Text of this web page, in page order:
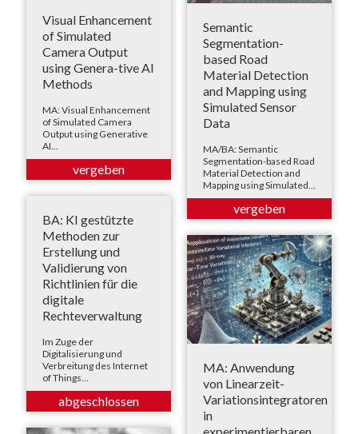
Visual Enhancement
of Simulated
Camera Output
using Genera-tive AI
Methods
MA: Visual Enhancement
of Simulated Camera
Output using Generative
AI...
Semantic
Segmentation-
based Road
Material Detection
and Mapping using
Simulated Sensor
Data
MA/BA: Semantic
Segmentation-based Road
Material Detection and
Mapping using Simulated...
BA: KI gestützte
Methoden zur
Erstellung und
Validierung von
Richtlinien für die
digitale
Rechteverwaltung
Im Zuge der
Digitalisierung und
Verbreitung des Internet
of Things...
MA: Anwendung
von Linearzeit-
Variationsintegratoren
in
experimentierbaren